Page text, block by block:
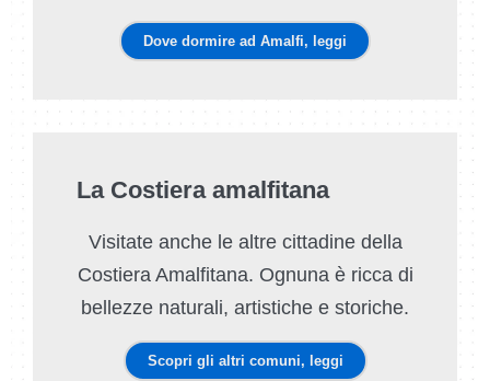
Dove dormire ad Amalfi, leggi
La Costiera amalfitana
Visitate anche le altre cittadine della
Costiera Amalfitana. Ognuna è ricca di
bellezze naturali, artistiche e storiche.
Scopri gli altri comuni, leggi